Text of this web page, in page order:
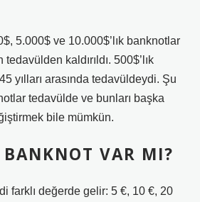
5.000$ ve 10.000$’lık banknotlar
tedavülden kaldırıldı. 500$’lık
yılları arasında tedavüldeydi. Şu
tedavülde ve bunları başka
bile mümkün.
VAR MI?
farklı değerde gelir: 5 €, 10 €, 20